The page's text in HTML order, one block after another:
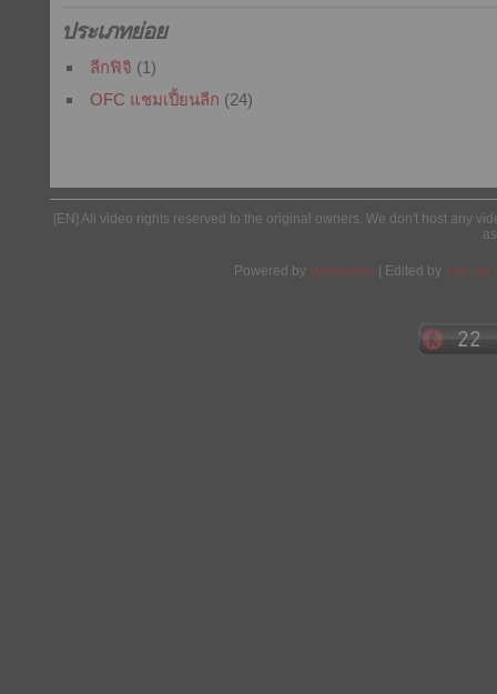
ประเภทย่อย
ลีกฟิจิ (1)
OFC แชมเปี้ยนลีก (24)
[EN] All video rights reserved to the original owners. We don't host any
Powered by Wordpress | Edited by Yes We